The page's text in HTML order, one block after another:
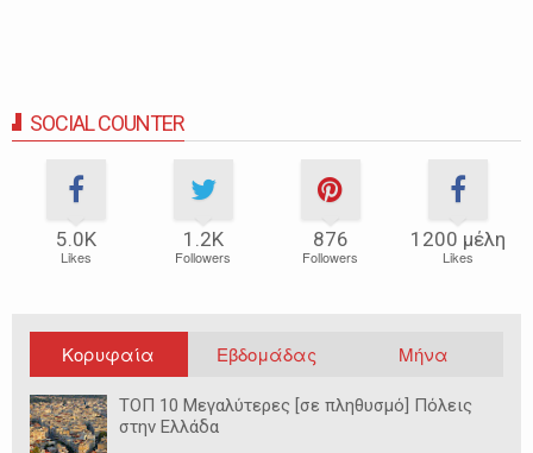
SOCIAL COUNTER
5.0Κ
Likes
1.2Κ
Followers
876
Followers
1200 μέλη
Likes
Κορυφαία Εβδομάδας Μήνα
ΤΟΠ 10 Μεγαλύτερες [σε πληθυσμό] Πόλεις
στην Ελλάδα